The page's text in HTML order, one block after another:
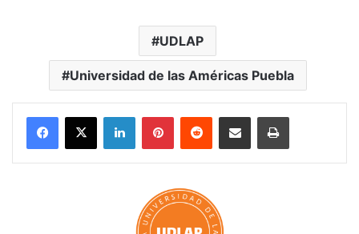
UDLAP
Universidad de las Américas Puebla
LinkedInPinterestReddit Share via Email Print